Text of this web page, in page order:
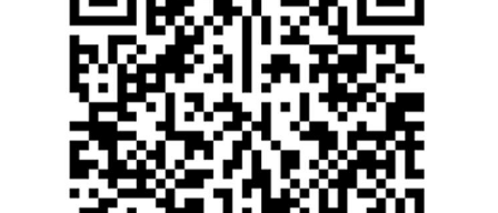
Kişisel Verilerin Korunması
YTM - Zamanaşımına Uğrayacak Emanet ve
Alacaklar
Kamuyu Aydınlatma Esaslarına İlişkin Duyuru